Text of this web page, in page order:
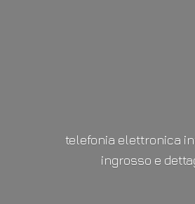
telefonia elettronica
ingrosso e